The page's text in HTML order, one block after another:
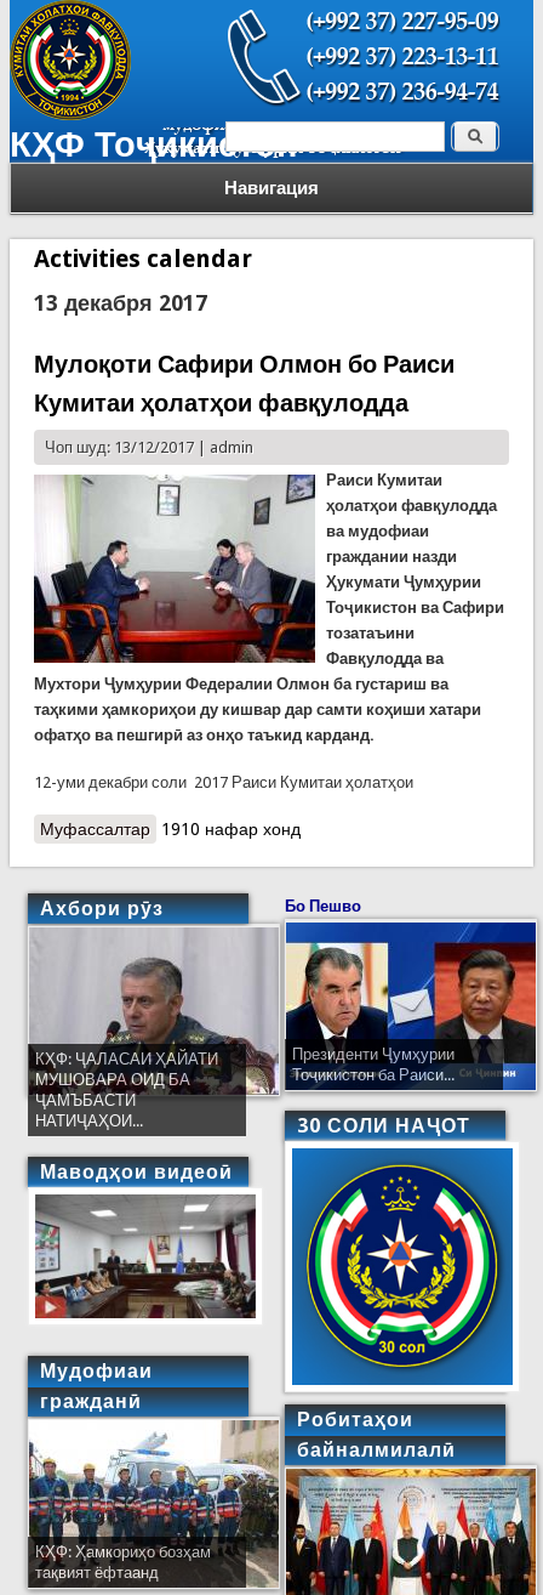
КҲФ Тоҷикистон
Навигация
Форма поиска Поиск
Activities calendar
13 декабря 2017
Мулоқоти Сафири Олмон бо Раиси
Кумитаи ҳолатҳои фавқулодда
Чоп шуд: 13/12/2017 | admin
Раиси Кумитаи
ҳолатҳои фавқулодда
ва мудофиаи
граждании назди
Ҳукумати Ҷумҳурии
Тоҷикистон ва Сафири
тозатаъини
Фавқулодда ва
Мухтори Ҷумҳурии Федералии Олмон ба густариш ва
таҳкими ҳамкориҳои ду кишвар дар самти коҳиши хатари
офатҳо ва пешгирӣ аз онҳо таъкид карданд.
12-уми декабри соли 2017 Раиси Кумитаи ҳолатҳои
Муфассалтаро Мулоқоти Сафири Олмон бо Раиси Кумитаи
1910 нафар хонд
Ахбори рӯз
КҲФ: ҶАЛАСАИ ҲАЙАТИ
МУШОВАРА ОИД БА
ҶАМЪБАСТИ
НАТИҶАҲОИ...
Маводҳои видеоӣ
Мудофиаи
гражданӣ
КҲФ: Ҳамкориҳо бозҳам
тақвият ёфтаанд
Бо Пешво
Президенти Ҷумҳурии
Тоҷикистон ба Раиси...
30 СОЛИ НАҶОТ
Робитаҳои
байналмилалӣ